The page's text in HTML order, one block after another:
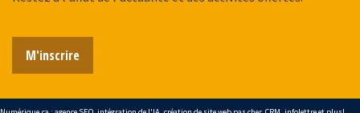
M'inscrire